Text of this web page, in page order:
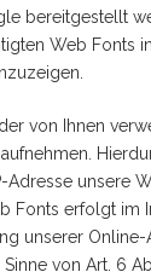
bereitgestellt
Web Fonts
von Ihnen
Adresse unsere
Fonts erfolgt im
unserer
von Art. 6